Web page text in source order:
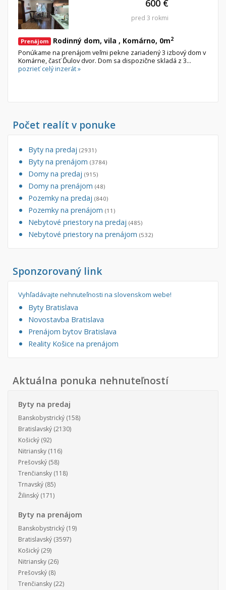
Byt
Garsónky
Dvojgarsónky
1-izbové
Vila
Chalupa
Pozemok
Stavebné pozemky
Bývanie a rekreácia
Priemyselný pozemok
Poľnohospodárske pozemky
Záhrada
Iný poľnohospodársky pozemok
Administratívne, obchodné
Rekreačné, reštauračné
Garáž, garážové státie
searchHľadaj
Zatvoriť vyhľadávanie
Prenájom Rodinný dom, vila , Komárno, 0m2
Ponúkame na prenájom veľmi pekne zariadený 3 izbový dom v
Komárne, časť Ďulov dvor. Dom sa dispozične skladá z 3...
pozrieť celý inzerát »
600 €
pred 3 rokmi
Počet realít v ponuke
Byty na predaj (2931)
Byty na prenájom (3784)
Domy na predaj (915)
Domy na prenájom (48)
Pozemky na predaj (840)
Pozemky na prenájom (11)
Nebytové priestory na predaj (485)
Nebytové priestory na prenájom (532)
Sponzorovaný link
Vyhľadávajte nehnuteľnosti na slovenskom webe!
Byty Bratislava
Novostavba Bratislava
Prenájom bytov Bratislava
Reality Košice na prenájom
Aktuálna ponuka nehnuteľností
Byty na predaj
Banskobystrický (158)
Bratislavský (2130)
Košický (92)
Nitriansky (116)
Prešovský (58)
Trenčiansky (118)
Trnavský (85)
Žilinský (171)
Byty na prenájom
Banskobystrický (19)
Bratislavský (3597)
Košický (29)
Nitriansky (26)
Prešovský (8)
Trenčiansky (22)